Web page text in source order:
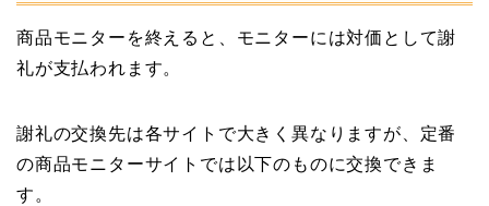
商品モニターを終えると、モニターには対価として謝
礼が支払われます。
謝礼の交換先は各サイトで大きく異なりますが、定番
の商品モニターサイトでは以下のものに交換できま
す。